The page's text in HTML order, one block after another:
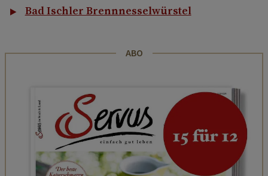
Bad Ischler Brennnesselwürstel
ABO